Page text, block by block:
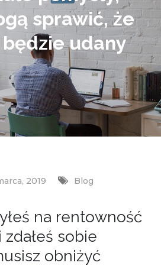
sprawić, że
udany
2019 Blog
na rentowność
sobie
obniżyć